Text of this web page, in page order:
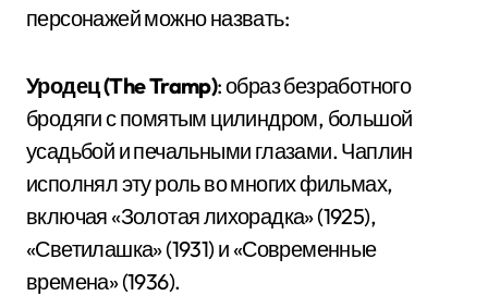
персонажей можно назвать:
Уродец (The Tramp): образ безработного
бродяги с помятым цилиндром, большой
усадьбой и печальными глазами. Чаплин
исполнял эту роль во многих фильмах,
включая «Золотая лихорадка» (1925),
«Светилашка» (1931) и «Современные
времена» (1936).